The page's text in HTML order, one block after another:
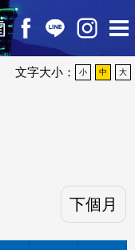
文字大小： 小 中 大
下個月